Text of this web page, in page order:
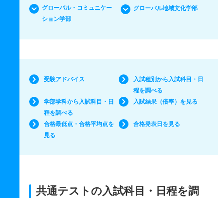
グローバル・コミュニケー
ション学部
グローバル地域文化学部
受験アドバイス
入試種別から入試科目・日
程を調べる
学部学科から入試科目・日
程を調べる
入試結果（倍率）を見る
合格最低点・合格平均点を
見る
合格発表日を見る
共通テストの入試科目・日程を調